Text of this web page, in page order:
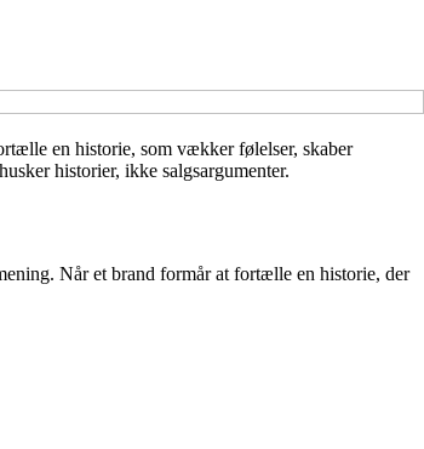
en historie, som vækker følelser, skaber
historier, ikke salgsargumenter.
Når et brand formår at fortælle en historie, der